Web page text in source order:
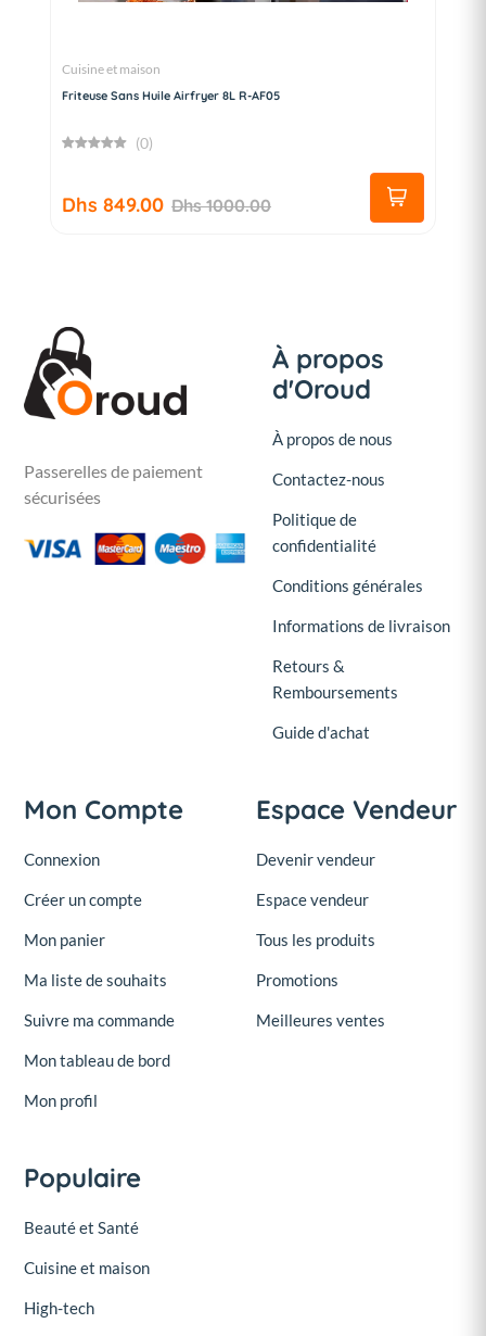
Cuisine et maison
Friteuse Sans Huile Airfryer 8L R-AF05
(0)
Dhs 849.00 Dhs 1000.00
Passerelles de paiement
sécurisées
À propos
d'Oroud
À propos de nous
Contactez-nous
Politique de
confidentialité
Conditions générales
Informations de livraison
Retours &
Remboursements
Guide d'achat
Mon Compte
Connexion
Créer un compte
Mon panier
Ma liste de souhaits
Suivre ma commande
Mon tableau de bord
Mon profil
Espace Vendeur
Devenir vendeur
Espace vendeur
Tous les produits
Promotions
Meilleures ventes
Populaire
Beauté et Santé
Cuisine et maison
High-tech